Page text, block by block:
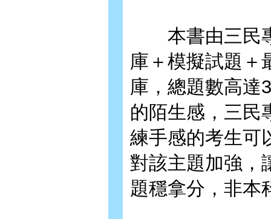
本書由三民專
庫＋模擬試題＋
庫，總題數高達
的陌生感，三民
練手感的考生可
對該主題加強，
題穩拿分，非本